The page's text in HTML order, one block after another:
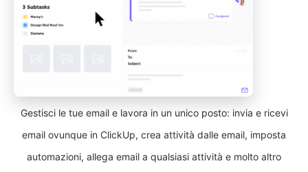
Gestisci le tue email e lavora in un unico posto: invia e ricevi
email ovunque in ClickUp, crea attività dalle email, imposta
automazioni, allega email a qualsiasi attività e molto altro